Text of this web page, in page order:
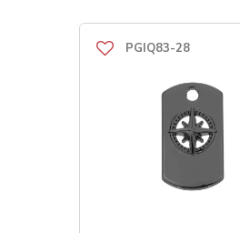
PGIQ83-28